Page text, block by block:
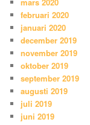
februari 2020
januari 2020
december 2019
november 2019
oktober 2019
september 2019
augusti 2019
juli 2019
juni 2019